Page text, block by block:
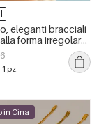
eleganti bracciali
forma irregolare
e color oro.
pz.
in Cina